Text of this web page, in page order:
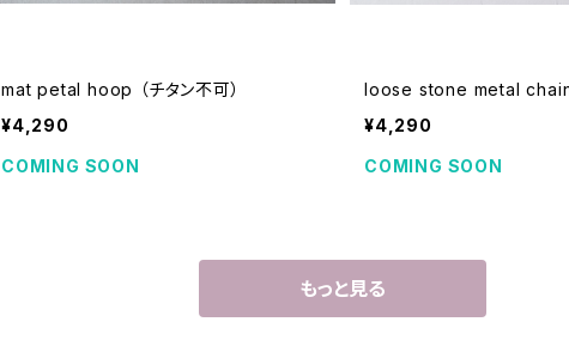
mat petal hoop （チタン不可）
¥4,290
COMING SOON
loose stone metal
¥4,290
COMING SOON
もっと見る